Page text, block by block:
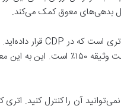
بدهی‌های معوق کمک می‌کند.